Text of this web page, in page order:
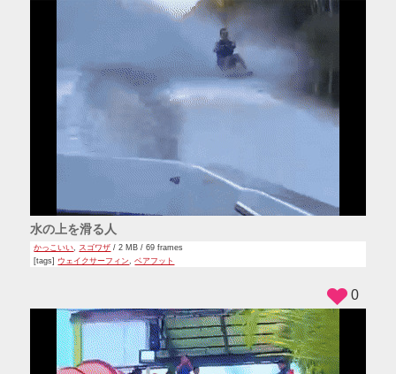
水の上を滑る人
かっこいい スゴワザ / 2 MB / 69 frames
[tags] ウェイクサーフィン ,ベアフット
0